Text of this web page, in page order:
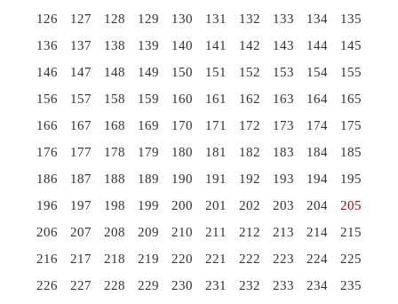
126
127 128 129 130 131 132 133 134
135
136
137 138 139 140 141 142 143 144
145
146
147 148 149 150 151 152 153 154
155
156
157 158 159 160 161 162 163 164
165
166
167 168 169 170 171 172 173 174
175
176
177 178 179 180 181 182 183 184
185
186
187 188 189 190 191 192 193 194
195
196
197 198 199 200 201 202 203 204
205
206
207 208 209 210 211 212 213 214
215
216
217 218 219 220 221 222 223 224
225
226
227 228 229 230 231 232 233 234
235